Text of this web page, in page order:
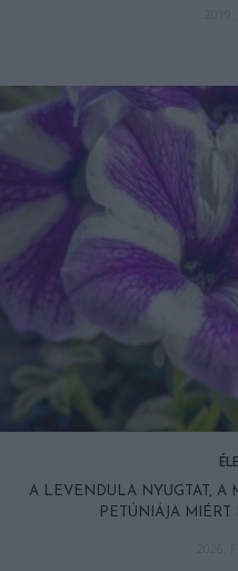
A LEVENDULA NYUGTAT, A
PETÚNIÁJA